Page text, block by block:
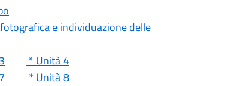
e individuazione delle
* Unità 4
* Unità 8